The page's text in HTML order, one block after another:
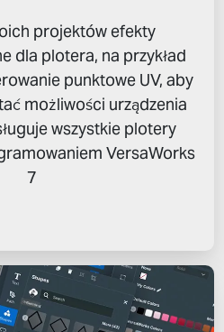
projektów efekty
dla plotera, na przykład
punktowe UV, aby
możliwości urządzenia
wszystkie plotery
VersaWorks
7